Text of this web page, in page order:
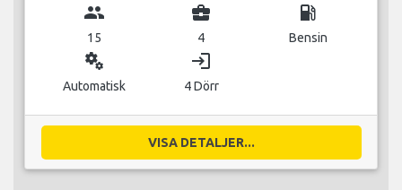
group
15
business_center
4
local_gas_station
Bensin
miscellaneous_services
Automatisk
login
4 Dörr
VISA DETALJER...